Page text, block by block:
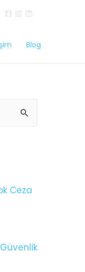
Blog
Ceza